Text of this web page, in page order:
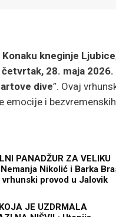
Konaku kneginje Ljubice
četvrtak, 28. maja 2026.
dive”. Ovaj
emocije i
PANADŽUR ZA VELIKU
Nemanja Nikolić i Barka
vrhunski provod u Jalovik
JE UZDRMALA